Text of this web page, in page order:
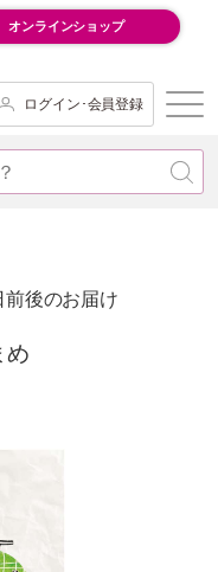
オンラインショップ
ログイン･会員登録
後のお届け
め